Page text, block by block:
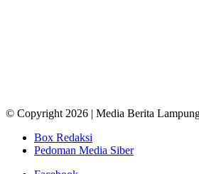
© Copyright 2026 | Media Berita
Box Redaksi
Pedoman Media Siber